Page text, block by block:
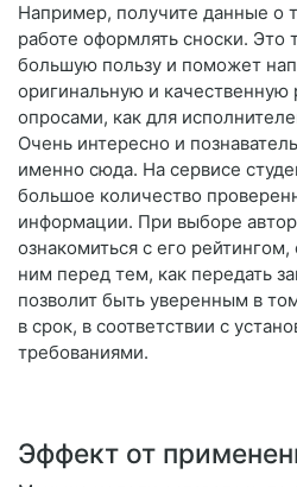
Например, получите данные о
работе оформлять сноски. Это
большую пользу и поможет
оригинальную и качественную
опросами, как для
Очень интересно и
именно сюда. На сервисе
большое количество
информации. При выборе
ознакомиться с его
ним перед тем, как передать
позволит быть уверенным в
в срок, в соответствии с
требованиями.
Эффект от